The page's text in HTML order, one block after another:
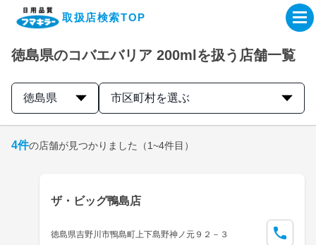
取扱店検索TOP
企業・IR情報サイト
製品情報サイト
オンラインショップ
徳島県のコバエバリア 200mlを扱う店舗一覧
徳島県 市区町村を選ぶ
4件の店舗が見つかりました （1~4件目）
ザ・ビッグ鴨島店
徳島県吉野川市鴨島町上下島野神ノ元９２－３